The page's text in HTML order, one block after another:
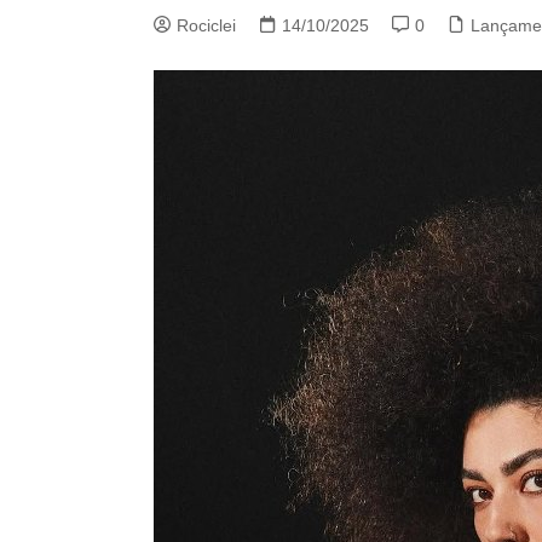
Rociclei 14/10/2025 0